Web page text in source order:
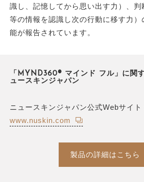
識し、記憶してから思い出す力）、判
等の情報を認識し次の行動に移す力）
能が報告されています。
「MYND360® マインド フル」に関
ュースキンジャパン
ニュースキンジャパン公式Webサイト
www.nuskin.com
製品の詳細はこちら